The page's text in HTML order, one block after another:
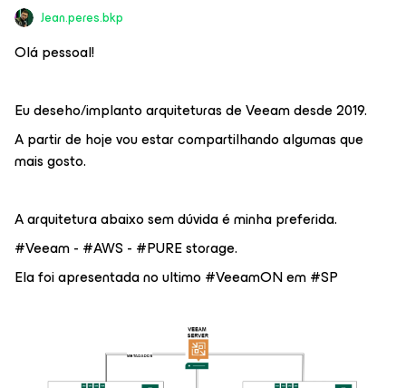
Jean.peres.bkp
Olá pessoal!
Eu deseho/implanto arquiteturas de Veeam desde 2019.
A partir de hoje vou estar compartilhando algumas que
mais gosto.
A arquitetura abaixo sem dúvida é minha preferida.
#Veeam - #AWS - #PURE storage.
Ela foi apresentada no ultimo #VeeamON em #SP